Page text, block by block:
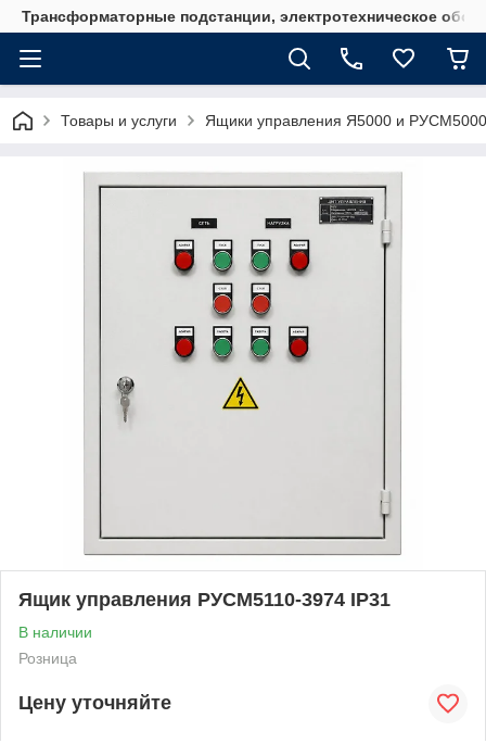
Трансформаторные подстанции, электротехническое
Товары и услуги Ящики управления Я5000 и РУСМ5000
Ящик управления РУСМ5110-3974 IP31
В наличии
Розница
Цену уточняйте